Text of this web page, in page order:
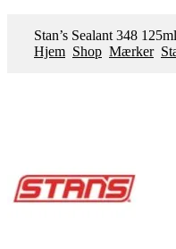
Stan’s Sealant 348 125ml
Hjem Shop Mærker